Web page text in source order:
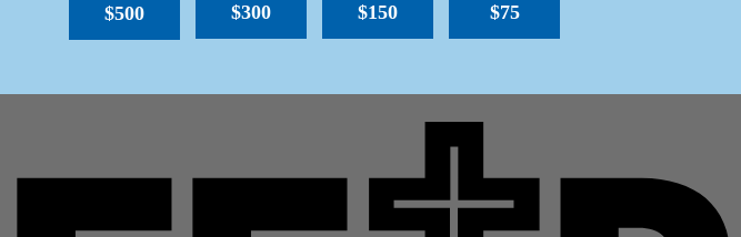
$500 $300 $150 $75